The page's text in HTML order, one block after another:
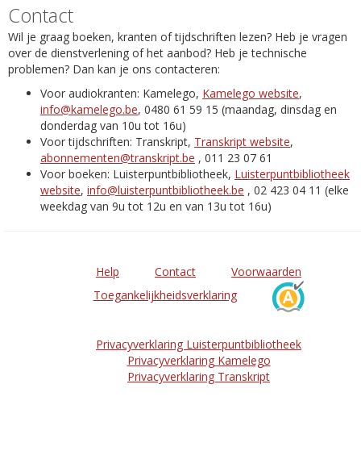
Contact
Wil je graag boeken, kranten of tijdschriften lezen? Heb je vragen
over de dienstverlening of het aanbod? Heb je technische
problemen? Dan kan je ons contacteren:
Voor audiokranten: Kamelego, Kamelego website,
info@kamelego.be, 0480 61 59 15 (maandag, dinsdag en
donderdag van 10u tot 16u)
Voor tijdschriften: Transkript, Transkript website,
abonnementen@transkript.be , 011 23 07 61
Voor boeken: Luisterpuntbibliotheek, Luisterpuntbibliotheek
website, info@luisterpuntbibliotheek.be , 02 423 04 11 (elke
weekdag van 9u tot 12u en van 13u tot 16u)
Help Contact
Voorwaarden
Toegankelijkheidsverklaring
Privacyverklaring Luisterpuntbibliotheek
Privacyverklaring Kamelego
Privacyverklaring Transkript